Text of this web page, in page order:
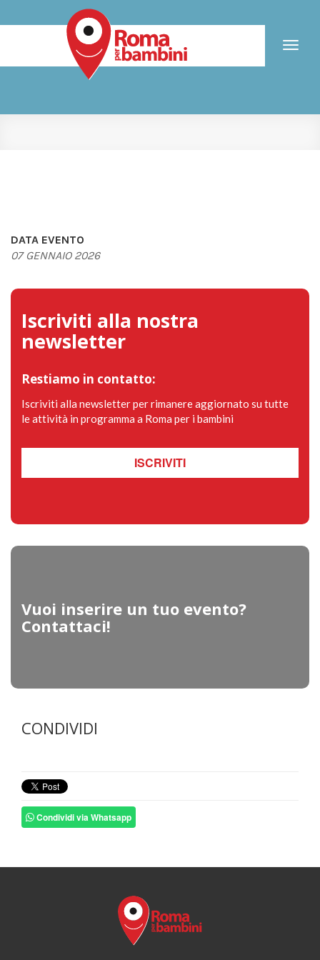
Toggle
DATA EVENTO
07 GENNAIO 2026
Iscriviti alla nostra
newsletter
Restiamo in contatto:
Iscriviti alla newsletter per rimanere aggiornato su tutte
le attività in programma a Roma per i bambini
ISCRIVITI
Vuoi inserire un tuo evento?
Contattaci!
CONDIVIDI
Condividi via Whatsapp